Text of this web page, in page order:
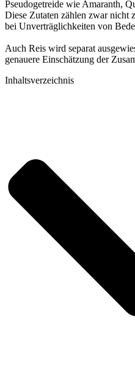
Pseudogetreide wie Amaranth,
Diese Zutaten zählen zwar nicht
bei Unverträglichkeiten von
Auch Reis wird separat
genauere Einschätzung der
Inhaltsverzeichnis​